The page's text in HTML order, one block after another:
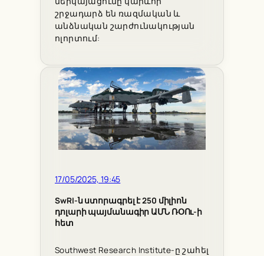
շրջադարձ են ռազմական և
անձնական շարժունակության
ոլորտում:
17/05/2025, 19:45
SwRI-ն ստորագրել է 250 միլիոն
դոլարի պայմանագիր ԱՄՆ ՌՕՈւ-ի
հետ
Southwest Research Institute-ը շահել